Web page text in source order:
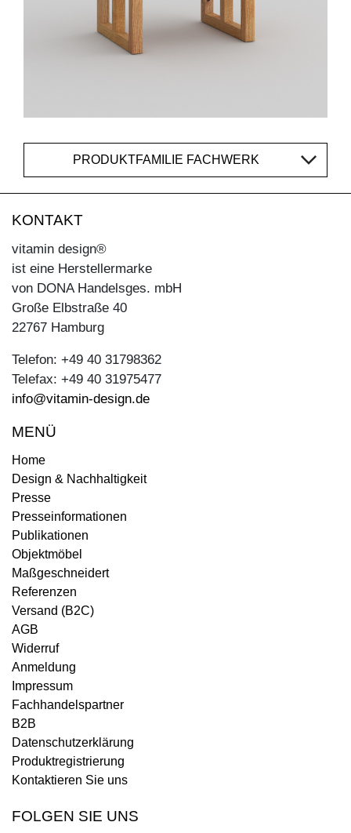
PRODUKTFAMILIE FACHWERK
KONTAKT
vitamin design®
ist eine Herstellermarke
von DONA Handelsges. mbH
Große Elbstraße 40
22767 Hamburg
Telefon: +49 40 31798362
Telefax: +49 40 31975477
info@vitamin-design.de
MENÜ
Home
Design & Nachhaltigkeit
Presse
Presseinformationen
Publikationen
Objektmöbel
Maßgeschneidert
Referenzen
Versand (B2C)
AGB
Widerruf
Anmeldung
Impressum
Fachhandelspartner
B2B
Datenschutzerklärung
Produktregistrierung
Kontaktieren Sie uns
FOLGEN SIE UNS